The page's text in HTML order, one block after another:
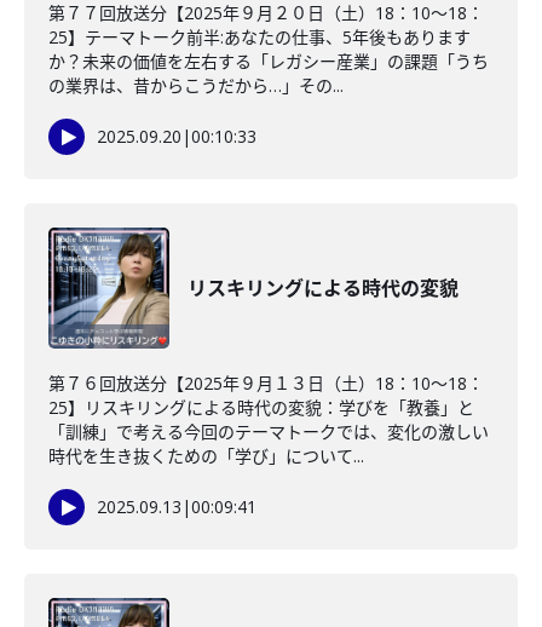
第７７回放送分【2025年９月２０日（土）18：10～18：
25】テーマトーク前半:あなたの仕事、5年後もあります
か？未来の価値を左右する「レガシー産業」の課題「うち
の業界は、昔からこうだから…」その...
2025.09.20 |00:10:33
リスキリングによる時代の変貌
第７６回放送分【2025年９月１３日（土）18：10～18：
25】リスキリングによる時代の変貌：学びを「教養」と
「訓練」で考える今回のテーマトークでは、変化の激しい
時代を生き抜くための「学び」について...
2025.09.13 |00:09:41